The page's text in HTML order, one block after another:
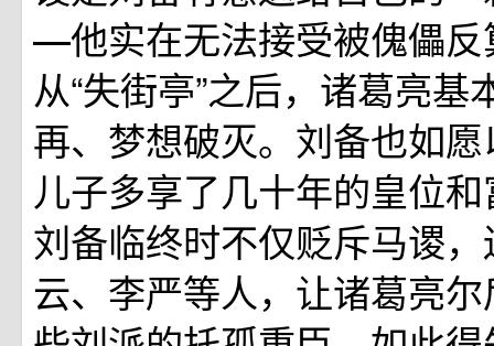
―他实在无法接受被傀儡反
从“失街亭”之后，诸葛亮基
再、梦想破灭。刘备也如
儿子多享了几十年的皇位
刘备临终时不仅贬斥马谡
云、李严等人，让诸葛亮